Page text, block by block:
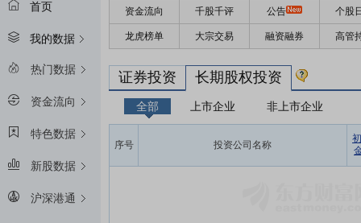
首页
我的数据
热门数据
资金流向
特色数据
新股数据
沪深港通
资金流向 千股千评 公告 个股
龙虎榜单 大宗交易 融资融券 高管
证券投资 长期股权投资
全部 上市企业 非上市企业
序号 投资公司名称